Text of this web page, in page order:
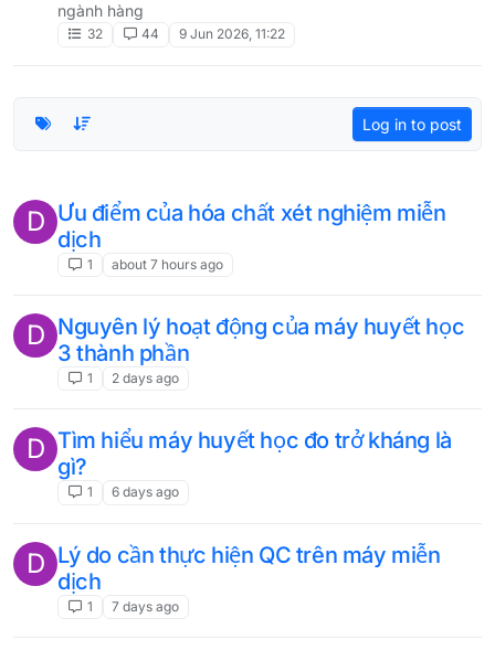
ngành hàng
32 44 9 Jun 2026, 11:22
Log in to post
D Ưu điểm của hóa chất xét nghiệm miễn
dịch
1 about 7 hours ago
D Nguyên lý hoạt động của máy huyết học
3 thành phần
1 2 days ago
D Tìm hiểu máy huyết học đo trở kháng là
gì?
1 6 days ago
D Lý do cần thực hiện QC trên máy miễn
dịch
1 7 days ago